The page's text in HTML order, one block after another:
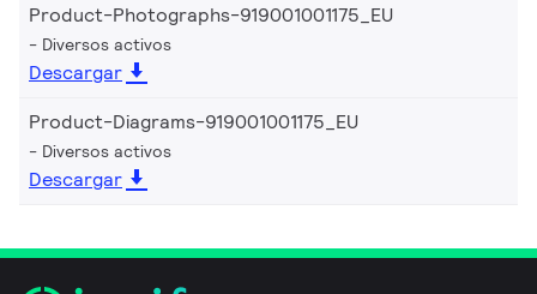
Product-Photographs-919001001175_EU
Diversos activos
Descargar
Product-Diagrams-919001001175_EU
Diversos activos
Descargar